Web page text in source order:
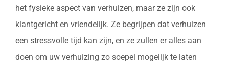
het fysieke aspect van verhuizen, maar ze zijn ook
klantgericht en vriendelijk. Ze begrijpen dat verhuizen
een stressvolle tijd kan zijn, en ze zullen er alles aan
doen om uw verhuizing zo soepel mogelijk te laten